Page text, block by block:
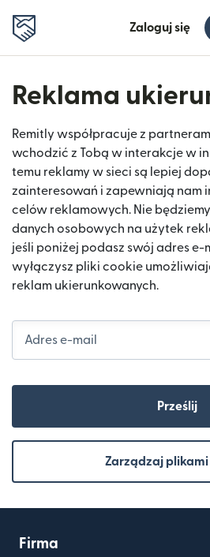
Zaloguj się
Reklama
Remitly współpracuje z
wchodzić z Tobą w interakcje w
temu reklamy w sieci są lepiej
zainteresowań i zapewniają nam
celów reklamowych. Nie
danych osobowych na użytek
jeśli poniżej podasz swój adres
wyłączysz pliki cookie
reklam ukierunkowanych.
Adres e-mail
Prześlij
Zarządzaj plikami
Firma